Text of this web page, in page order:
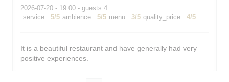
2026-07-20 - 19:00 - guests 4
service : 5/5 ambience : 5/5 menu : 3/5 quality_price : 4/5
It is a beautiful restaurant and have generally had very
positive experiences.